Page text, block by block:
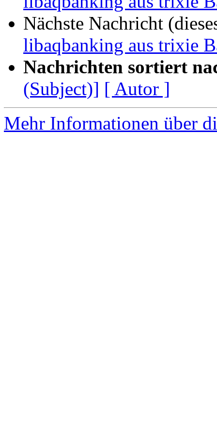
Nächste Nachricht
libaqbanking aus trixie
Nachrichten sortiert
(Subject)] [ Autor ]
Mehr Informationen über